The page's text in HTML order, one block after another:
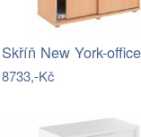
8733,-Kč